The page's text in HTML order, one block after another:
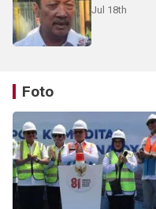
Jul 18th
Foto